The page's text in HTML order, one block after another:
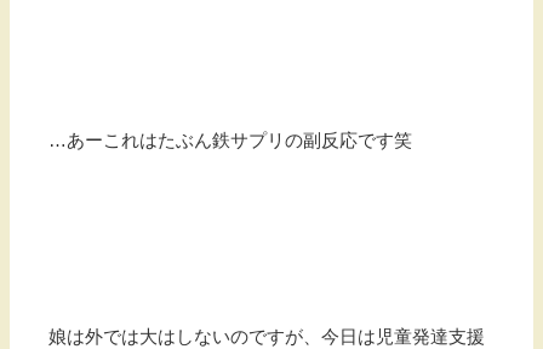
…あーこれはたぶん鉄サプリの副反応です笑
娘は外では大はしないのですが、今日は児童発達支援